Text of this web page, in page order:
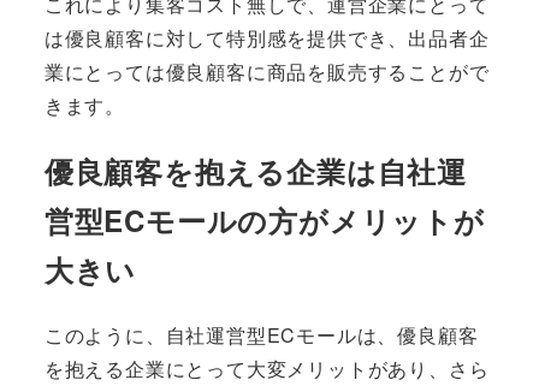
は優良顧客に対して特別感を提供でき、出品者企
業にとっては優良顧客に商品を販売することがで
きます。
優良顧客を抱える企業は自社運
営型ECモールの方がメリットが
大きい
このように、自社運営型ECモールは、優良顧客
を抱える企業にとって大変メリットがあり、さら